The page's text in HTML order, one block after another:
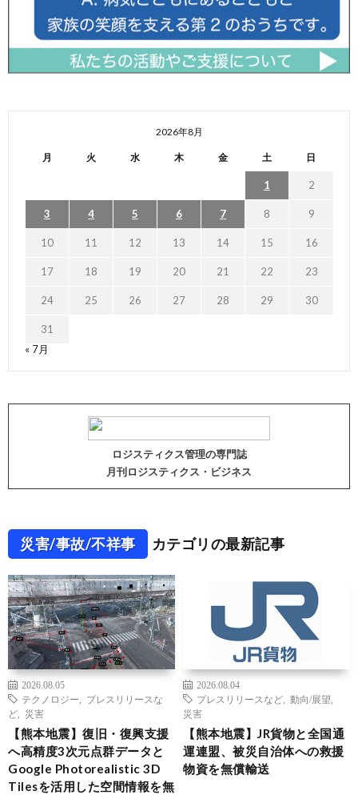
2026年8月
月 火 水 木 金 土 日
1 2
3 4 5 6 7 8 9
10 11 12 13 14 15 16
17 18 19 20 21 22 23
24 25 26 27 28 29 30
31
« 7月
ロジスティクス管理の専門誌
月刊ロジスティクス・ビジネス
災害/事故/不祥事 カテゴリの最新記事
2026.08.05
テクノロジー
プレスリリースな
ど
災害
【熊本地震】復旧・復興支援
へ高精度3次元点群データと
Google Photorealistic 3D
Tilesを活用した空間情報を無
2026.08.04
プレスリリースなど
動向/展望
災害
【熊本地震】JR貨物と全国通
運連盟、被災自治体への救援
物資を無償輸送